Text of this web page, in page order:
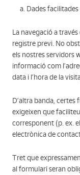
a. Dades facilitades
La navegació a
registre previ. No
els nostres servidors
informació com
data i l’hora de la
D’altra banda,
exigeixen que
corresponent (p. ex.
electrònica de
Tret que
al formulari seran